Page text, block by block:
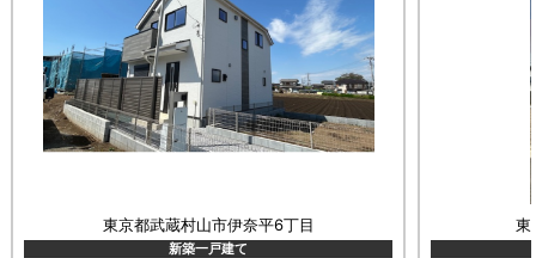
東京都武蔵村山市伊奈平6丁目
新築一戸建て
東